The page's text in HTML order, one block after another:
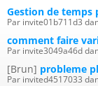
Gestion de temps
Par invite01b711d3
comment faire
Par invite3049a46d
[Brun] probleme
Par invited4517033